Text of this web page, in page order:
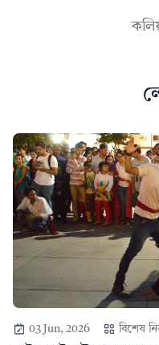
03 Jun, 2026 বিশেষ